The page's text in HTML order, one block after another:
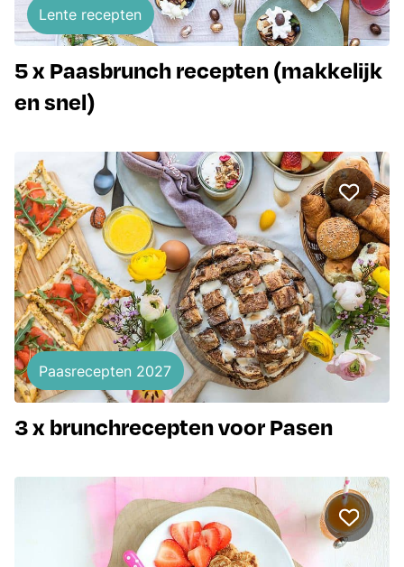
Lente recepten
5 x Paasbrunch recepten (makkelijk
en snel)
Paasrecepten 2027
3 x brunchrecepten voor Pasen